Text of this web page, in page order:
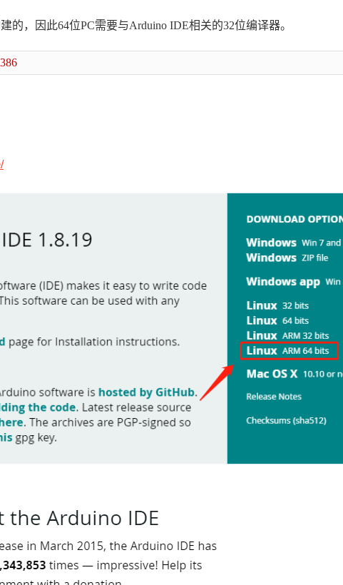
的，因此64位PC需要与Arduino IDE相关的32位编译器。